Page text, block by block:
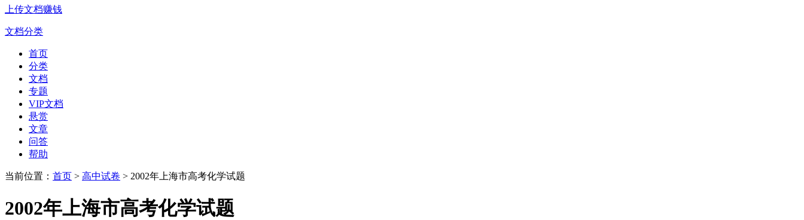
上传文档赚钱
文档分类
首页
分类
文档
专题
VIP文档
悬赏
文章
问答
帮助
当前位置： 首页 > 高中试卷 > 2002年上海市高考化学试题
2002年上海市高考化学试题